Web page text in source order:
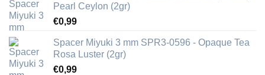
Pearl Ceylon (2gr)
€0,99
Spacer Miyuki 3 mm SPR3-0596 - Opaque Tea
Rosa Luster (2gr)
€0,99